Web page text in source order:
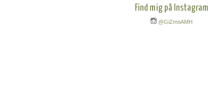
Find mig på Instagram
@GiZmoAMH